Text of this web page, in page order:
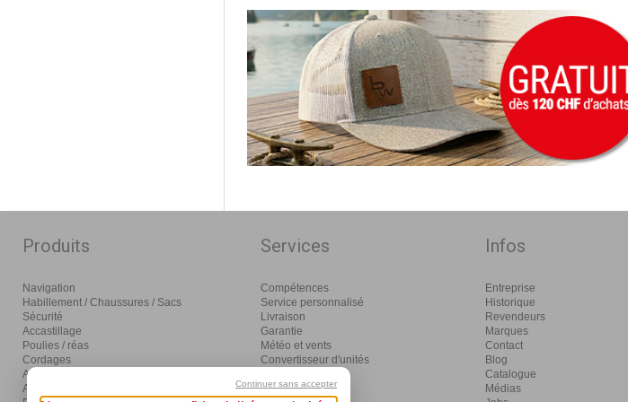
Produits
Navigation
Habillement / Chaussures / Sacs
Sécurité
Accastillage
Poulies / réas
Cordages
Amarrage / mouillage / moteurs
Aménagement
Services
Compétences
Service personnalisé
Livraison
Garantie
Météo et vents
Convertisseur d'unités
Distribution
Infos
Entreprise
Historique
Revendeurs
Marques
Contact
Blog
Catalogue
Médias
Continuer sans accepter